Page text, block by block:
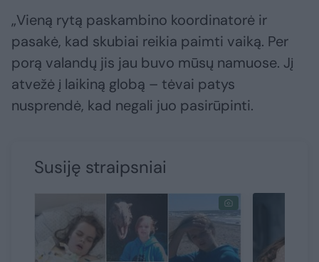
„Vieną rytą paskambino koordinatorė ir
pasakė, kad skubiai reikia paimti vaiką. Per
porą valandų jis jau buvo mūsų namuose. Jį
atvežė į laikiną globą – tėvai patys
nusprendė, kad negali juo pasirūpinti.
Susiję straipsniai